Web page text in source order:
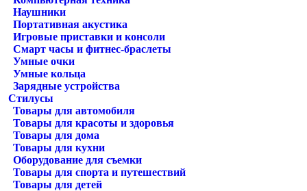
Наушники
Портативная акустика
Игровые приставки и консоли
Смарт часы и фитнес-браслеты
Умные очки
Умные кольца
Зарядные устройства
Стилусы
Товары для автомобиля
Товары для красоты и здоровья
Товары для дома
Товары для кухни
Оборудование для съемки
Товары для спорта и путешествий
Товары для детей